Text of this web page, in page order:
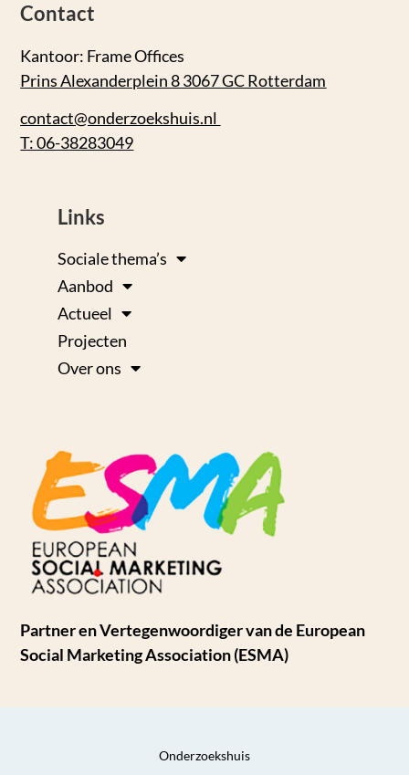
Contact
Kantoor: Frame Offices
Prins Alexanderplein 8 3067 GC Rotterdam
contact@onderzoekshuis.nl
T: 06-38283049
Links
Sociale thema’s
Aanbod
Actueel
Projecten
Over ons
Partner en Vertegenwoordiger van de European
Social Marketing Association (ESMA)
Onderzoekshuis